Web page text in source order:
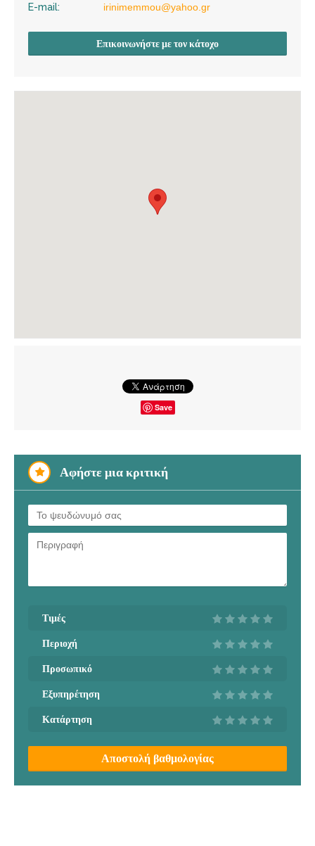
E-mail:
irinimemmou@yahoo.gr
Επικοινωνήστε με τον κάτοχο
Save
Αφήστε μια κριτική
Τιμές
Περιοχή
Προσωπικό
Εξυπηρέτηση
Κατάρτηση
Αποστολή βαθμολογίας